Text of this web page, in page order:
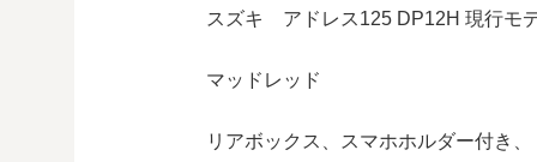
スズキ アドレス125 DP12H 現行モ
マッドレッド
リアボックス、スマホホルダー付き、